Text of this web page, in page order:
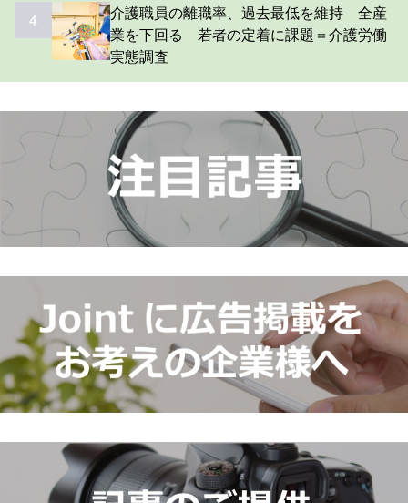
4
介護職員の離職率、過去最低を維持 全産
業を下回る 若者の定着に課題＝介護労働
実態調査